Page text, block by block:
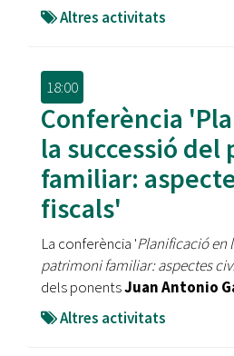
Altres activitats
18:00
Conferència
la successió
familiar:
fiscals'
La conferència 'Planificació en
patrimoni familiar: aspectes
dels ponentsJuan Antonio
Altres activitats